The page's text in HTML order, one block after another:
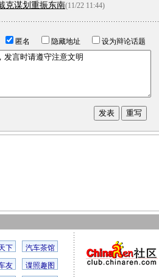
克谋划重振东南(11/22 11:44)
匿名 隐藏地址 设为辩论话题
下 汽车茶馆
友 谍照趣图